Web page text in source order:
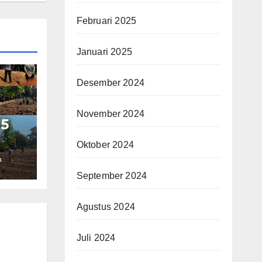
Februari 2025
Januari 2025
Desember 2024
November 2024
Oktober 2024
September 2024
Agustus 2024
Juli 2024